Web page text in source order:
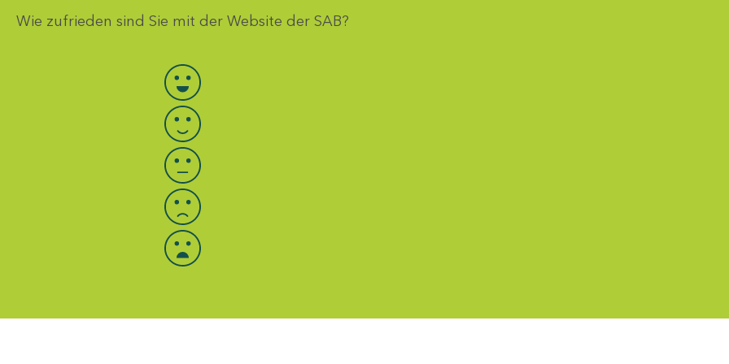
Wie zufrieden sind Sie mit der Website der SAB?
Bewertung auswählen